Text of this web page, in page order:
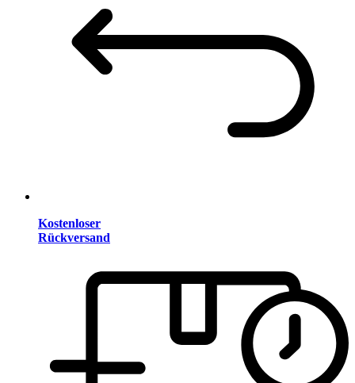
Kostenloser
Rückversand